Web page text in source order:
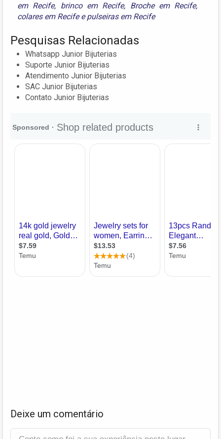
em Recife, brinco em Recife, Broche em Recife,
colares em Recifeepulseiras em Recife
Pesquisas Relacionadas
Whatsapp Junior Bijuterias
Suporte Junior Bijuterias
Atendimento Junior Bijuterias
SAC Junior Bijuterias
Contato Junior Bijuterias
Deixe um comentário